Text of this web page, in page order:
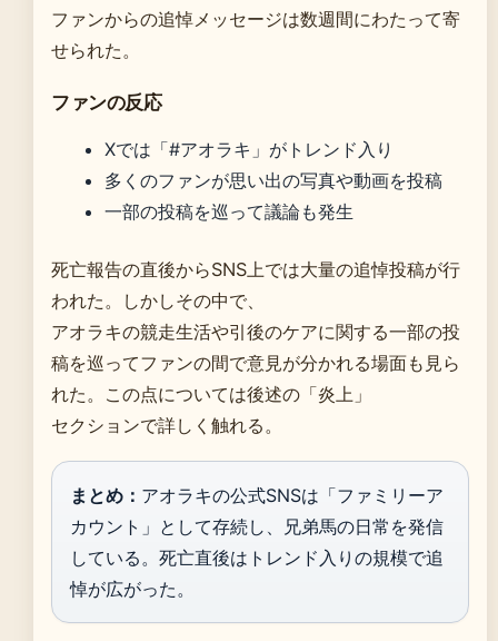
ファンからの追悼メッセージは数週間にわたって寄
せられた。
ファンの反応
Xでは「#アオラキ」がトレンド入り
多くのファンが思い出の写真や動画を投稿
一部の投稿を巡って議論も発生
死亡報告の直後からSNS上では大量の追悼投稿が行
われた。しかしその中で、
アオラキの競走生活や引後のケアに関する一部の投
稿を巡ってファンの間で意見が分かれる場面も見ら
れた。この点については後述の「炎上」
セクションで詳しく触れる。
まとめ： アオラキの公式SNSは「ファミリーア
カウント」として存続し、兄弟馬の日常を発信
している。死亡直後はトレンド入りの規模で追
悼が広がった。